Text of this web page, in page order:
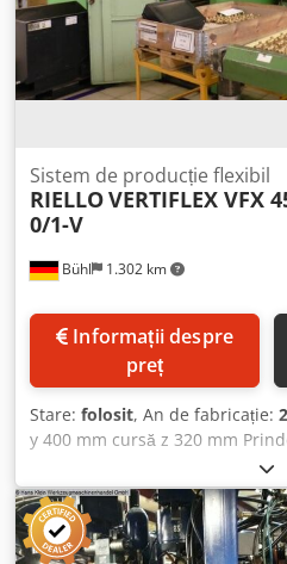
Bühl 1.302 km
Sistem de producție flexibil
RIELLOVERTIFLEX VFX
0/1-V
preț
Stare: folosit, An de fabricație:
y 400 mm cursă z 320 mm
0 - 10.000 rpm Avans rapid 30
Series 16i Instalație pentru
corpurilor de robineți,
celulă flexibilă de producție